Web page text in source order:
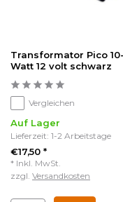
Transformator Pico
Watt 12 volt schwarz
Vergleichen
Auf Lager
Lieferzeit: 1-2 Arbeitstage
€17,50 *
* Inkl. MwSt.
zzgl. Versandkosten